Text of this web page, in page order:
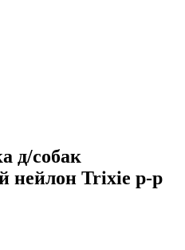
д/собак
нейлон Trixie р-р